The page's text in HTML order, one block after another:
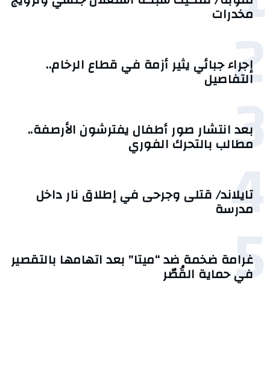
مخدرات
2
إجراء جبائي يثير أزمة في قطاع الرخام..
التفاصيل
3
بعد انتشار صور أطفال يفترشون الأرصفة..
مطالب بالتحرك الفوري
4
تايلاند/ قتلى وجرحى في إطلاق نار داخل
مدرسة
5
غرامة ضخمة ضد “ميتا” بعد اتهامها بالتقصير
في حماية القُصّر